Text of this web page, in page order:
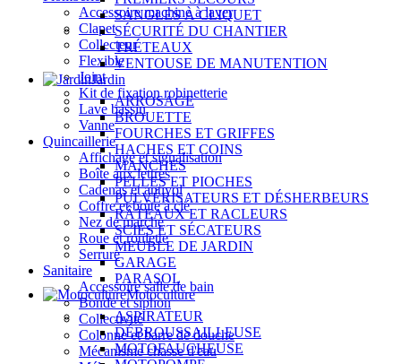
Accessoire machine à laver
Clapet
Collecteur
Flexible
Joint
Kit de fixation robinetterie
Lave bassin
Vanne
Quincaillerie
Affichage et signalisation
Boîte aux lettres
Cadenas et antivol
Coffre et boîte à clé
Nez de marche
Roue et roulette
Serrure
Sanitaire
Accessoire salle de bain
Bonde et siphon
Collectivité
Colonne et barre de douche
Mécanisme chasse d'eau
SANGLES À CLIQUET
SÉCURITÉ DU CHANTIER
TRÉTEAUX
VENTOUSE DE MANUTENTION
Jardin
ARROSAGE
BROUETTE
FOURCHES ET GRIFFES
HACHES ET COINS
MANCHES
PELLES ET PIOCHES
PULVÉRISATEURS ET DÉSHERBEURS
RÂTEAUX ET RACLEURS
SCIES ET SÉCATEURS
MEUBLE DE JARDIN
GARAGE
PARASOL
Motoculture
ASPIRATEUR
DÉBROUSSAILLEUSE
MOTOFAUCHEUSE